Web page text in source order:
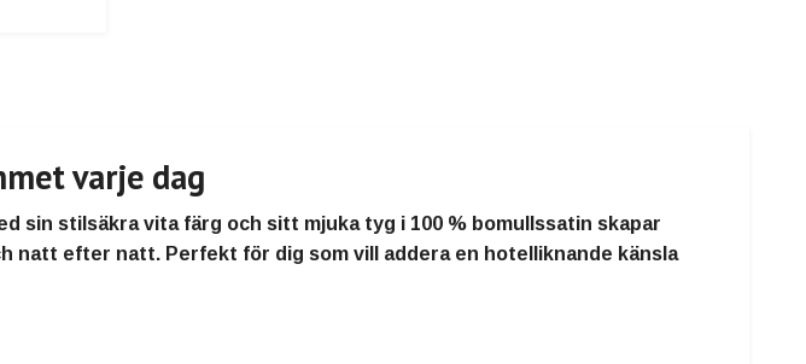
varje dag
sin stilsäkra vita färg och sitt mjuka tyg i 100 % bomullssatin skapar
natt efter natt. Perfekt för dig som vill addera en hotelliknande känsla